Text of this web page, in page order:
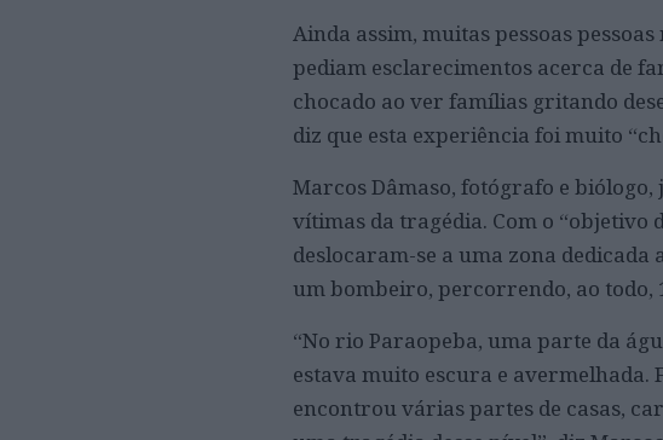
Ainda assim, muitas pessoas
pediam esclarecimentos acerca de
chocado ao ver famílias gritando
diz que esta experiência foi muito
Marcos Dâmaso, fotógrafo e
vítimas da tragédia. Com o “objetivo
deslocaram-se a uma zona
um bombeiro, percorrendo, ao
“No rio Paraopeba, uma parte da
estava muito escura e avermelhada.
encontrou várias partes de casas,